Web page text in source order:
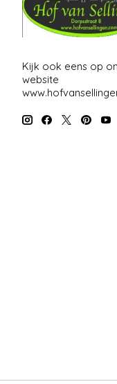
Kijk ook eens op
website